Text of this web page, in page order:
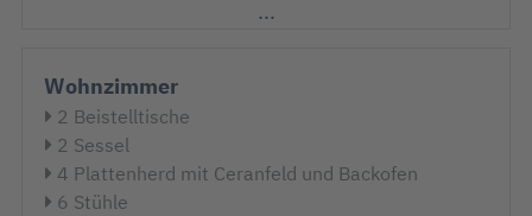
Wohnzimmer
2 Beistelltische
2 Sessel
4 Plattenherd mit Ceranfeld und Backofen
6 Stühle